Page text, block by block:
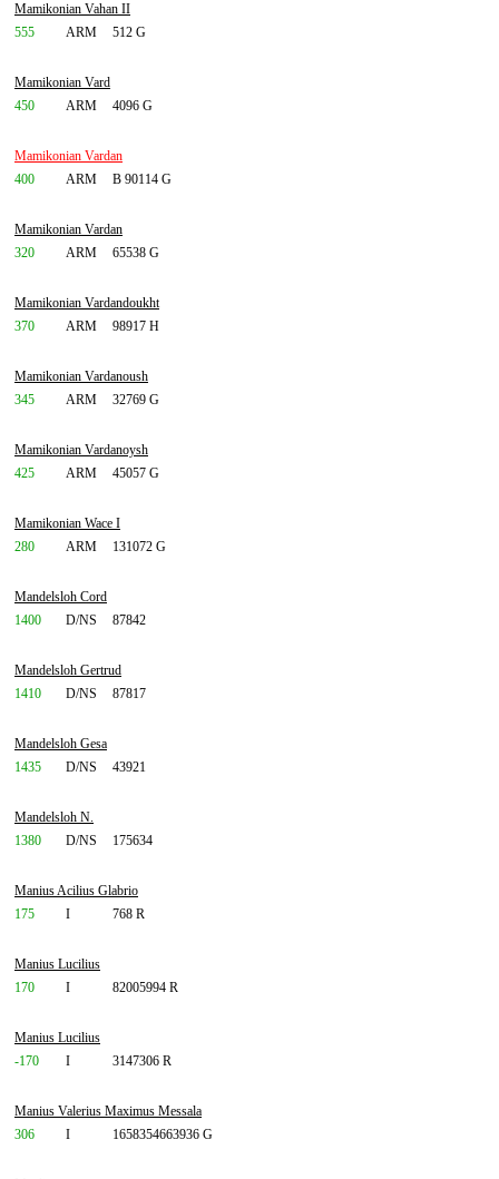
Mamikonian Vahan II
555
ARM 512 G
Mamikonian Vard
450
ARM 4096 G
Mamikonian Vardan
400
ARM B 90114 G
Mamikonian Vardan
320
ARM 65538 G
Mamikonian Vardandoukht
370
ARM 98917 H
Mamikonian Vardanoush
345
ARM 32769 G
Mamikonian Vardanoysh
425
ARM 45057 G
Mamikonian Wace I
280
ARM 131072 G
Mandelsloh Cord
1400
D/NS 87842
Mandelsloh Gertrud
1410
D/NS 87817
Mandelsloh Gesa
1435
D/NS 43921
Mandelsloh N.
1380
D/NS 175634
Manius Acilius Glabrio
175
I 768 R
Manius Lucilius
170
I 82005994 R
Manius Lucilius
-170
I 3147306 R
Manius Valerius Maximus Messala
306
I 1658354663936 G